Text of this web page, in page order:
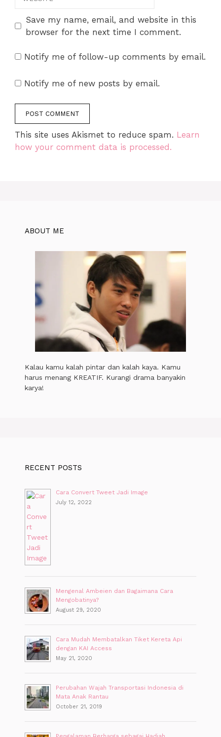
Save my name, email, and website in this
browser for the next time I comment.
Notify me of follow-up comments by email.
Notify me of new posts by email.
This site uses Akismet to reduce spam. Learn
how your comment data is processed.
ABOUT ME
Kalau kamu kalah pintar dan kalah kaya. Kamu
harus menang KREATIF. Kurangi drama banyakin
karya!
RECENT POSTS
Cara Convert Tweet Jadi Image
July 12, 2022
Mengenal Ambeien dan Bagaimana Cara
Mengobatinya?
August 29, 2020
Cara Mudah Membatalkan Tiket Kereta Api
dengan KAI Access
May 21, 2020
Perubahan Wajah Transportasi Indonesia di
Mata Anak Rantau
October 21, 2019